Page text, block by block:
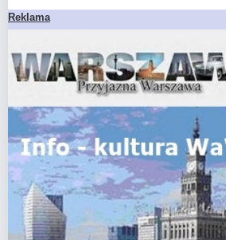
Reklama